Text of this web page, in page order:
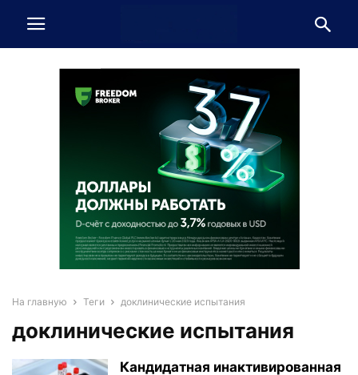
На главную Теги доклинические испытания
доклинические испытания
Кандидатная инактивированная